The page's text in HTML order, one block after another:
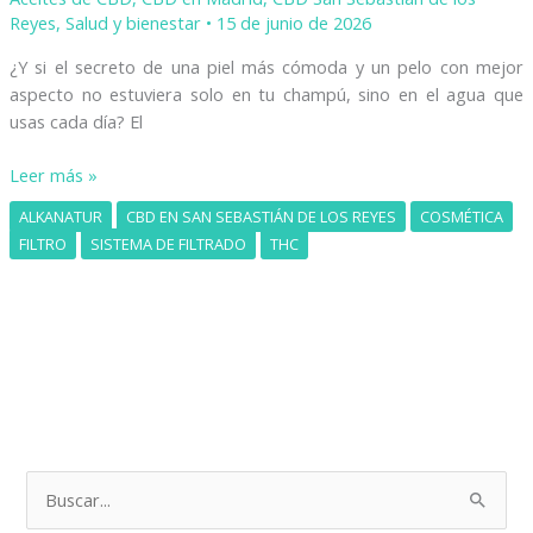
Reyes, Salud y bienestar• 15 de junio de 2026
¿Y si el secreto de una piel más cómoda y un pelo con mejor
aspecto no estuviera solo en tu champú, sino en el agua que
usas cada día? El
Leer más »
ALKANATUR CBD EN SAN SEBASTIÁN DE LOS REYES
COSMÉTICA
FILTRO
SISTEMA DE FILTRADO THC